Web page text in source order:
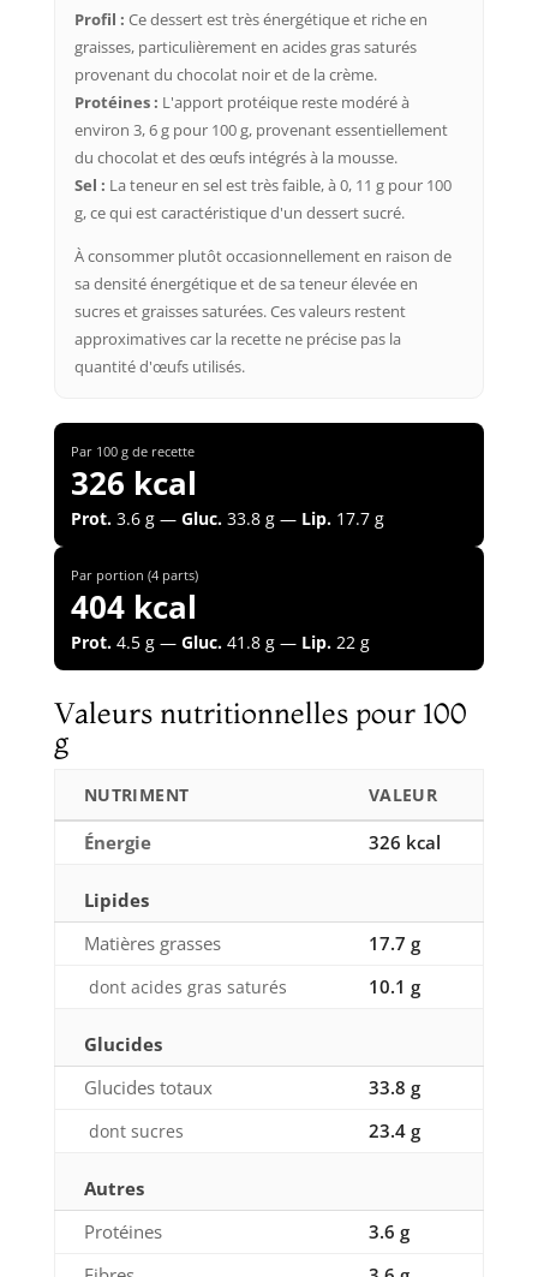
Profil : Ce dessert est très énergétique et riche en
graisses, particulièrement en acides gras saturés
provenant du chocolat noir et de la crème.
Protéines : L'apport protéique reste modéré à
environ 3, 6 g pour 100 g, provenant essentiellement
du chocolat et des œufs intégrés à la mousse.
Sel : La teneur en sel est très faible, à 0, 11 g pour 100
g, ce qui est caractéristique d'un dessert sucré.
À consommer plutôt occasionnellement en raison de
sa densité énergétique et de sa teneur élevée en
sucres et graisses saturées. Ces valeurs restent
approximatives car la recette ne précise pas la
quantité d'œufs utilisés.
Par 100 g de recette
326 kcal
Prot.3.6 g — Gluc.33.8 g — Lip.17.7 g
Par portion (4 parts)
404 kcal
Prot.4.5 g — Gluc.41.8 g — Lip.22 g
Valeurs nutritionnelles pour 100
g
NUTRIMENT VALEUR
Énergie 326 kcal
Lipides
Matières grasses
17.7 g
dont acides gras saturés 10.1 g
Glucides
Glucides totaux
33.8 g
dont sucres 23.4 g
Autres
Protéines
3.6 g